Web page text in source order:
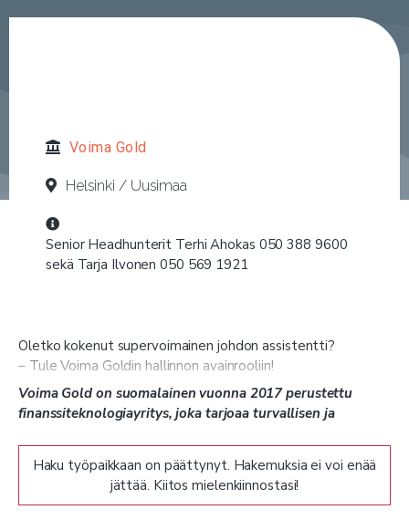
Voima Gold
Helsinki / Uusimaa
Senior Headhunterit Terhi Ahokas 050 388 9600
sekä Tarja Ilvonen 050 569 1921
Oletko kokenut supervoimainen johdon assistentti?
– Tule Voima Goldin hallinnon avainrooliin!
Voima Gold on suomalainen vuonna 2017 perustettu
finanssiteknologiayritys, joka tarjoaa turvallisen ja
avulla asiakkaat voivat suojata varallisuuttaan inflaatiolta
ja siirtää vaurautta sukupolvelta toiselle. Palvelu on tällä
Haku työpaikkaan on päättynyt. Hakemuksia ei voi enää
jättää. Kiitos mielenkiinnostasi!